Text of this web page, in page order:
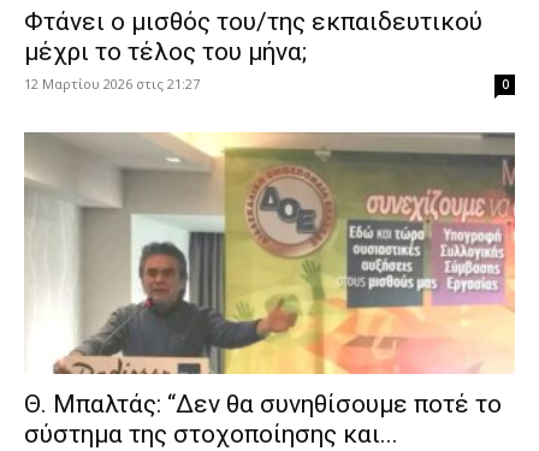
Φτάνει ο μισθός του/της εκπαιδευτικού
μέχρι το τέλος του μήνα;
12 Μαρτίου 2026 στις 21:27 0
Θ. Μπαλτάς: “Δεν θα συνηθίσουμε ποτέ το
σύστημα της στοχοποίησης και...